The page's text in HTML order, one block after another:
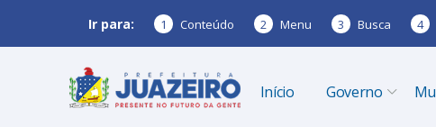
Ir para: 1 Conteúdo 2 Menu 3 Busca 4
Início Governo